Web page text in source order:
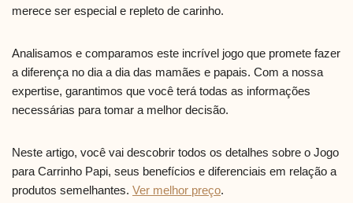
merece ser especial e repleto de carinho.
Analisamos e comparamos este incrível jogo que promete fazer
a diferença no dia a dia das mamães e papais. Com a nossa
expertise, garantimos que você terá todas as informações
necessárias para tomar a melhor decisão.
Neste artigo, você vai descobrir todos os detalhes sobre o Jogo
para Carrinho Papi, seus benefícios e diferenciais em relação a
produtos semelhantes. Ver melhor preço.